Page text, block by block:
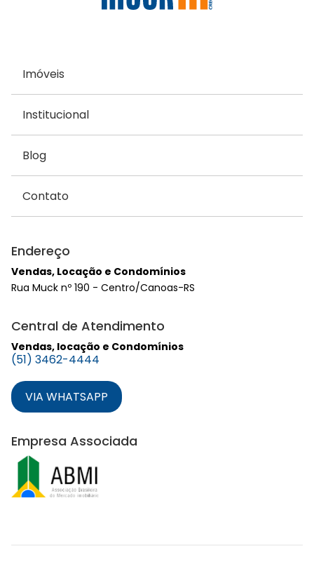
Imóveis
Institucional
Blog
Contato
Endereço
Vendas, Locação e Condomínios
Rua Muck nº 190 - Centro/Canoas-RS
Central de Atendimento
Vendas, locação e Condomínios
(51) 3462-4444
VIA WHATSAPP
Empresa Associada